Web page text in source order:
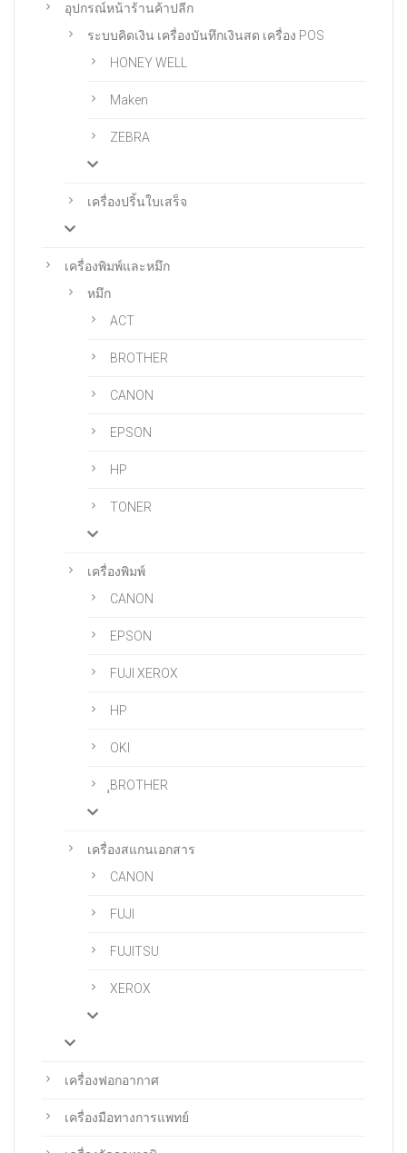
อุปกรณ์หน้าร้านค้าปลีก
ระบบคิดเงิน เครื่องบันทึกเงินสด เครื่อง POS
HONEY WELL
Maken
ZEBRA
เครื่องปริ้นใบเสร็จ
เครื่องพิมพ์และหมึก
หมึก
ACT
BROTHER
CANON
EPSON
HP
TONER
เครื่องพิมพ์
CANON
EPSON
FUJI XEROX
HP
OKI
ฺฺBROTHER
เครื่องสแกนเอกสาร
CANON
FUJI
FUJITSU
XEROX
เครื่องฟอกอากาศ
เครื่องมือทางการแพทย์